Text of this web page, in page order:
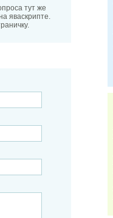
тут же
яваскрипте.